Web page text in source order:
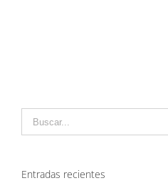
Entradas recientes